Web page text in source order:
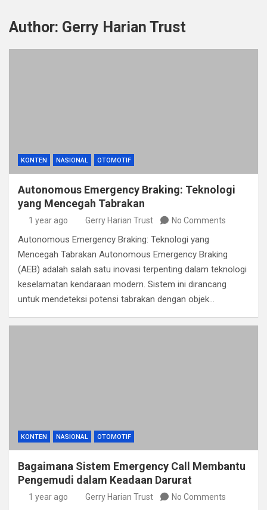
Author: Gerry Harian Trust
KONTEN NASIONAL OTOMOTIF
Autonomous Emergency Braking: Teknologi
yang Mencegah Tabrakan
1 year ago Gerry Harian Trust No Comments
Autonomous Emergency Braking: Teknologi yang
Mencegah Tabrakan Autonomous Emergency Braking
(AEB) adalah salah satu inovasi terpenting dalam teknologi
keselamatan kendaraan modern. Sistem ini dirancang
untuk mendeteksi potensi tabrakan dengan objek…
KONTEN NASIONAL OTOMOTIF
Bagaimana Sistem Emergency Call Membantu
Pengemudi dalam Keadaan Darurat
1 year ago Gerry Harian Trust No Comments